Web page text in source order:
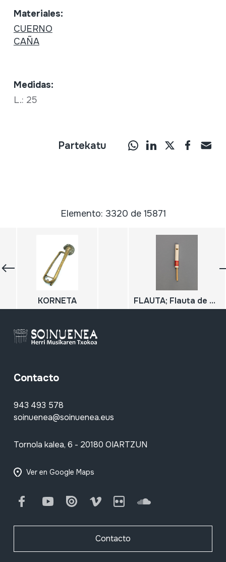
Materiales:
CUERNO
CAÑA
Medidas:
L.: 25
Partekatu
Elemento: 3320 de 15871
KORNETA FLAUTA; Flauta de émbolo; Pistoi flauta
Contacto
943 493 578
soinuenea@soinuenea.eus
Tornola kalea, 6 - 20180 OIARTZUN
Ver en Google Maps
FacebookYoutube Issuu Vimeo Flickr SoundCloud
Contacto